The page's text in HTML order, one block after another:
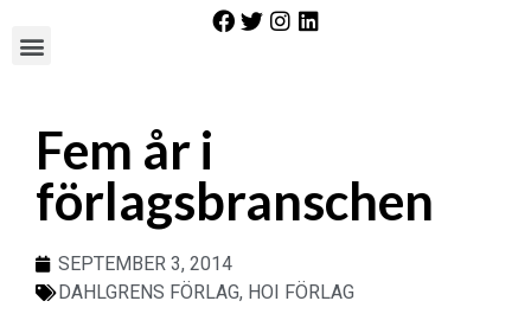
Fem år i
förlagsbranschen
SEPTEMBER 3, 2014
DAHLGRENS FÖRLAG, HOI FÖRLAG